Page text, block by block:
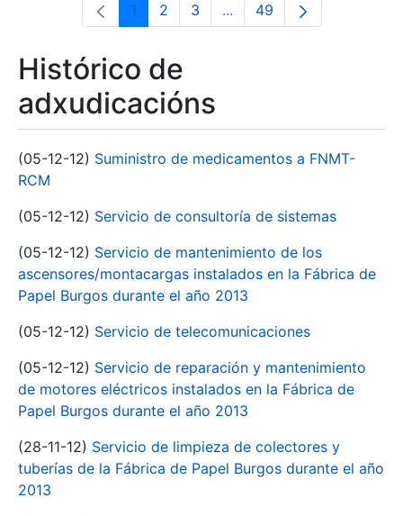
Páxina
1 Páxina
2 Páxina
3 ...Páxinas intermedias Use
Páxina
49
Histórico de
adxudicacións
(05-12-12) Suministro de medicamentos a FNMT-
RCM
(05-12-12) Servicio de consultoría de sistemas
(05-12-12) Servicio de mantenimiento de los
ascensores/montacargas instalados en la Fábrica de
Papel Burgos durante el año 2013
(05-12-12) Servicio de telecomunicaciones
(05-12-12) Servicio de reparación y mantenimiento
de motores eléctricos instalados en la Fábrica de
Papel Burgos durante el año 2013
(28-11-12) Servicio de limpieza de colectores y
tuberías de la Fábrica de Papel Burgos durante el año
2013